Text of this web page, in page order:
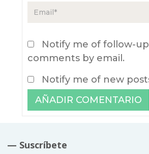
Notify me of follow-up
comments by email.
Notify me of new
— Suscríbete